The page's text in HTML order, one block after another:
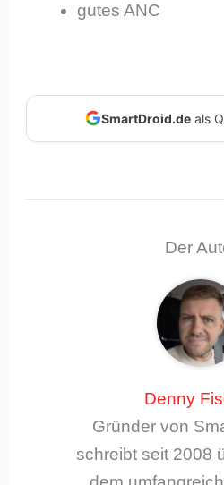
gutes ANC
SmartDroid.deals
Der
Denny
Gründer von
schreibt seit 2008